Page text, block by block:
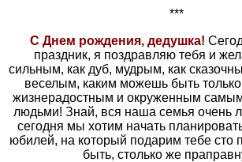
***
С Днем рождения, дедушка!
праздник, я поздравляю тебя и
сильным, как дуб, мудрым, как
веселым, каким можешь быть только
жизнерадостным и окруженным
людьми! Знай, вся наша семья очень
сегодня мы хотим начать
юбилей, на который подарим тебе сто
быть, столько же